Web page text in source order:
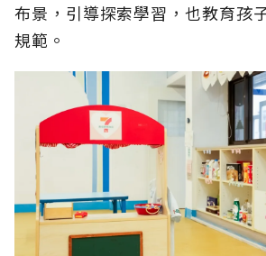
布景，引導探索學習，也教育孩
規範。